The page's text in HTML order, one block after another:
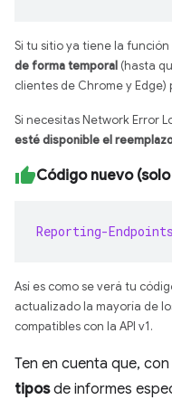
Si tu sitio ya tiene la
de forma temporal (hasta
clientes de Chrome y
Si necesitas Network Error
esté disponible el
Código nuevo
Reporting-
Así es como se verá tu
actualizado la mayoría de
compatibles con la API v1.
Ten en cuenta que,
tiposde informes